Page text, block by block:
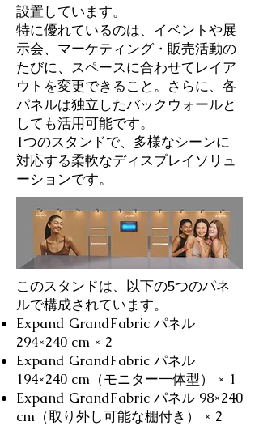
設置しています。
特に優れているのは、イベントや展
示会、マーケティング・販売活動の
たびに、スペースに合わせてレイア
ウトを変更できること。さらに、各
パネルは独立したバックウォールと
しても活用可能です。
1つのスタンドで、多様なシーンに
対応する柔軟なディスプレイソリュ
ーションです。
このスタンドは、以下の5つのパネ
ルで構成されています。
Expand GrandFabric パネル
294×240 cm × 2
Expand GrandFabric パネル
194×240 cm（モニター一体型） × 1
Expand GrandFabric パネル 98×240
cm（取り外し可能な棚付き） × 2